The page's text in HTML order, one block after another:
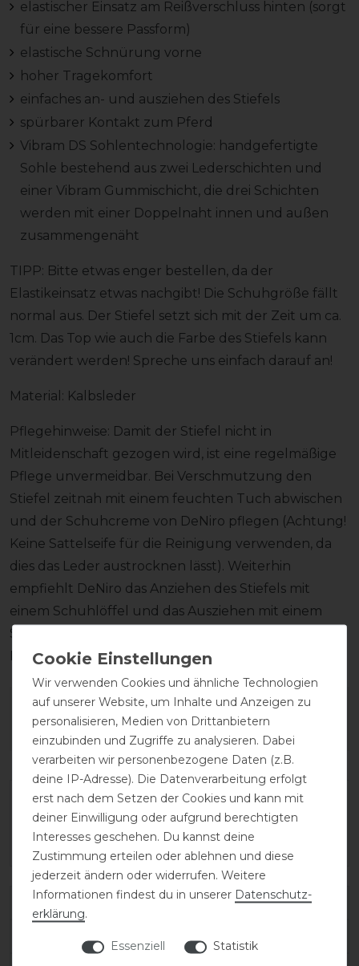
elastischer Einsatz am Reißverschluss hinten (sorgt
für eine bessere Passform)
elastische Schnürung vorne
hoher Tragekomfort
einfaches an- und ausziehen des Stiefels
spürbarer Kontakt zum Pferd
Vibram DS Sohlentechnologie: handgefertigte
Sohle bestehend aus zwei Lederschichten und
einer Vibram Gummischicht, die drei Schichten
werden mit einer Doppelnaht innen und außen
zusammengenäht
TIPP: Bitte etwas enger bestellen, da der
Elastikeinsatz etwas nachgibt! Die Schuhgröße fällt
normal aus. Der Stiefel setzt sich mit der Zeit um ca.
1cm. Das Top wie auch die Farbe des Stiefels kann
verändert werden! Spreche uns einfach darauf an!
Material: Kalbsleder
Pflegehinweise: Damit der Stiefel nicht in
Mitleidenschaft gezogen wird, ist eine regelmäßige
Pflege unvermeidbar. Bei Verschmutzung den
Stiefel zeitnah mit einem feuchten Tuch abwischen
und der Schuhcreme von DeNiro pflegen (Achtung!
Keine Sattelseife für die Reinigung verwenden, da
dies das Leder austrocknen lässt). Weiterhin
empfiehlt DeNiro das Anziehen des Stiefels mit
einem Schuhlöffel und das Ausziehen mit einem
Stiefelknecht, damit das Fußbett sowie der
Reißverschluss unversehrt bleiben.
Wie hat dir die Artikelbeschreibung
gefallen?
Varianten-ID:138466
Wir verwenden Cookies und ähnliche Technologien
auf unserer Website, um Inhalte und Anzeigen zu
personalisieren, Medien von Drittanbietern
einzubinden und Zugriffe zu analysieren. Dabei
verarbeiten wir personenbezogene Daten (z.B.
deine IP-Adresse). Die Datenverarbeitung erfolgt
erst nach dem Setzen der Cookies und kann mit
deiner Einwilligung oder aufgrund berechtigten
Interesses geschehen. Du kannst deine
Zustimmung erteilen oder ablehnen und diese
jederzeit ändern oder widerrufen. Weitere
Informationen findest du in unserer Daten­schutz­
erklärung.
Essenziell Statistik